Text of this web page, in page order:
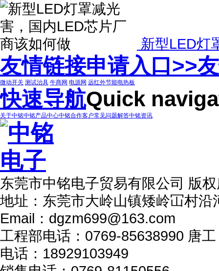
新型LED灯
友情链接申请入口>>
微动开关 测试治具 牛商网 电源网 远红外节能电热板
快速导航Quick
关于中铭中铭产品中心中铭合作客户常见问题解答中铭资讯
东莞市中铭电子贸易有限公司 版
地址：东莞市大岭山镇矮岭冚村沿
Email：dgzm699@163.com
工程部电话：0769-85638990 唐
电话：18929103949